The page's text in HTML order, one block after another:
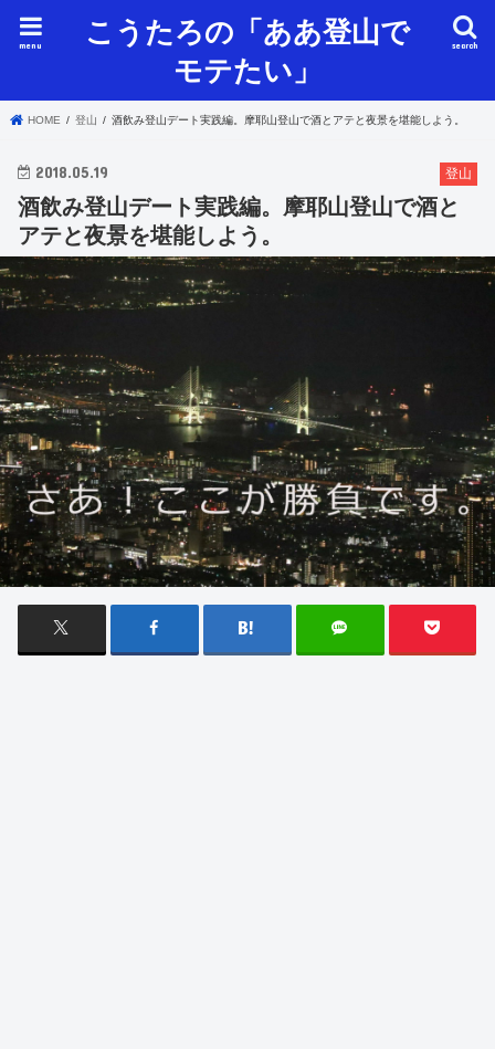
こうたろの「ああ登山で
モテたい」
search
menu
HOME 登山 酒飲み登山デート実践編。摩耶山登山で酒とアテと夜景を堪能しよう。
登山
2018.05.19
酒飲み登山デート実践編。摩耶山登山で酒と
アテと夜景を堪能しよう。